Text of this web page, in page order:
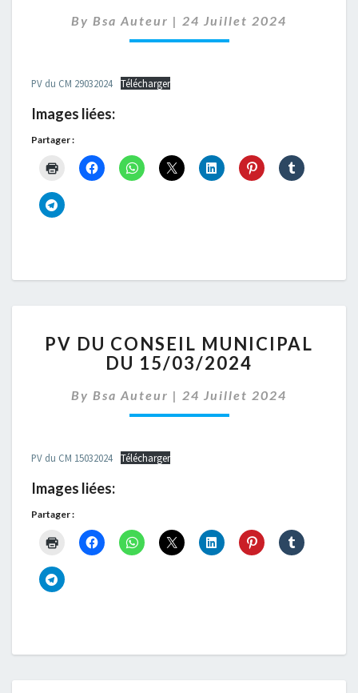
DU
29/03/2024
By Bsa Auteur | 24 Juillet 2024
PV du CM 29032024 Télécharger
Images liées:
Partager :
CONSEIL
DU
15/03/2024
PV DU CONSEIL MUNICIPAL
DU 15/03/2024
By Bsa Auteur | 24 Juillet 2024
PV du CM 15032024 Télécharger
Images liées:
Partager :